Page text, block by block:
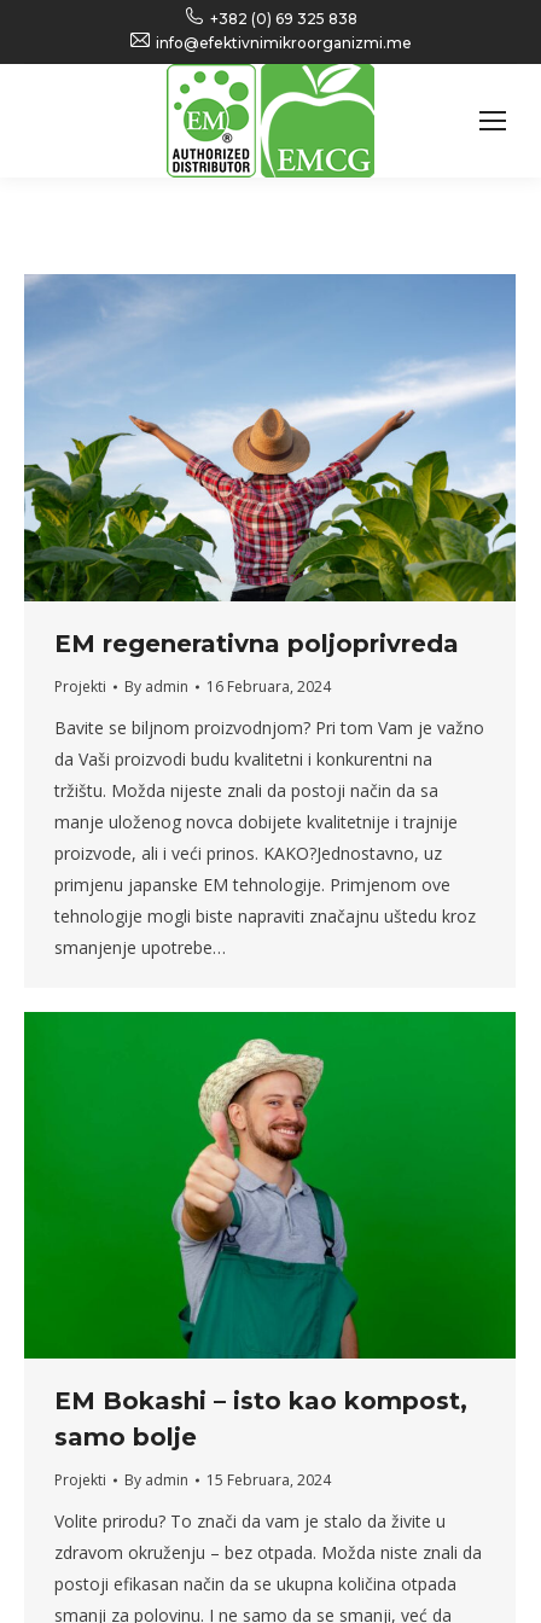
+382 (0) 69 325 838
info@efektivnimikroorganizmi.me
EM regenerativna poljoprivreda
Projekti By admin 16 Februara, 2024
Bavite se biljnom proizvodnjom? Pri tom Vam je važno
da Vaši proizvodi budu kvalitetni i konkurentni na
tržištu. Možda nijeste znali da postoji način da sa
manje uloženog novca dobijete kvalitetnije i trajnije
proizvode, ali i veći prinos. KAKO?Jednostavno, uz
primjenu japanske EM tehnologije. Primjenom ove
tehnologije mogli biste napraviti značajnu uštedu kroz
smanjenje upotrebe…
EM Bokashi – isto kao kompost,
samo bolje
Projekti By admin 15 Februara, 2024
Volite prirodu? To znači da vam je stalo da živite u
zdravom okruženju – bez otpada. Možda niste znali da
postoji efikasan način da se ukupna količina otpada
smanji za polovinu. I ne samo da se smanji, već da